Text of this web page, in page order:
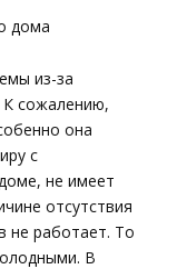
дома
из-за
К сожалению,
она
с
не имеет
отсутствия
не работает. То
В